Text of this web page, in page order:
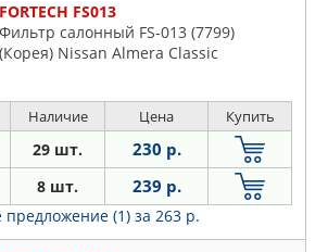
FORTECH FS013
Фильтр салонный FS-013 (7799)
(Корея) Nissan Almera Classic
Наличие Цена Купить
29 шт. 230 р.
8 шт. 239 р.
предложение (1) за 263 р.